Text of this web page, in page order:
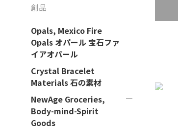
創品
Opals, Mexico Fire
Opals オパール 宝石ファ
イアオパール
Crystal Bracelet
Materials 石の素材
NewAge Groceries,
Body-mind-Spirit
Goods